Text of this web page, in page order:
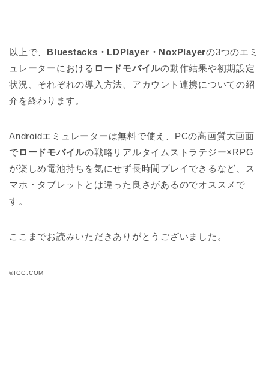
以上で、 Bluestacks・ LDPlayer・NoxPlayerの3つのエミ
ュレーターにおける ロードモバイルの動作結果や初期設定
状況、それぞれの導入方法、アカウント連携についての紹
介を終わります。
Androidエミュレーターは無料で使え、PCの高画質大画面
でロードモバイルの戦略リアルタイムストラテジー×RPG
が楽しめ電池持ちを気にせず長時間プレイできるなど、ス
マホ・タブレットとは違った良さがあるのでオススメで
す。
ここまでお読みいただきありがとうございました。
©IGG.COM